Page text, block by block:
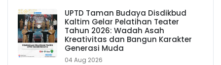
UPTD Taman Budaya Disdikbud
Kaltim Gelar Pelatihan Teater
Tahun 2026: Wadah Asah
Kreativitas dan Bangun Karakter
Generasi Muda
04 Aug 2026